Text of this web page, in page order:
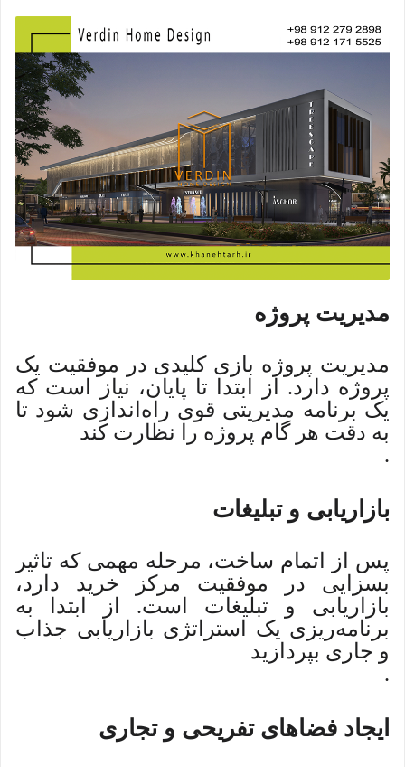
مدیریت پروژه
مدیریت پروژه بازی کلیدی در موفقیت یک
پروژه دارد. از ابتدا تا پایان، نیاز است که
یک برنامه مدیریتی قوی راه‌اندازی شود تا
به دقت هر گام پروژه را نظارت کند
.
بازاریابی و تبلیغات
پس از اتمام ساخت، مرحله مهمی که تاثیر
بسزایی در موفقیت مرکز خرید دارد،
بازاریابی و تبلیغات است. از ابتدا به
برنامه‌ریزی یک استراتژی بازاریابی جذاب
و جاری بپردازید
.
ایجاد فضاهای تفریحی و تجاری